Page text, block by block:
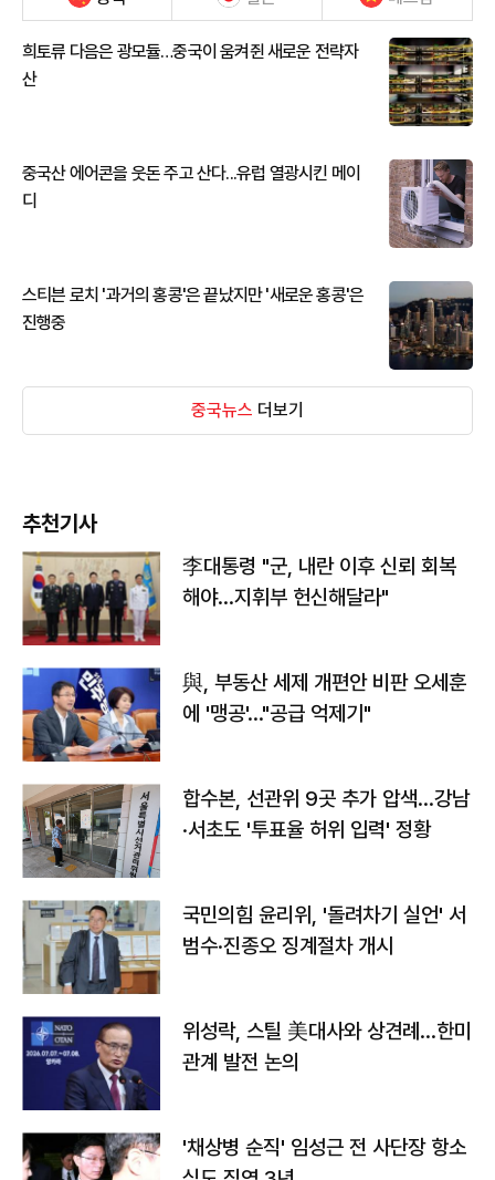
희토류 다음은 광모듈…중국이 움켜쥔 새로운 전략자
산
중국산 에어콘을 웃돈 주고 산다...유럽 열광시킨 메이
디
스티븐 로치 '과거의 홍콩'은 끝났지만 '새로운 홍콩'은
진행중
중국뉴스 더보기
추천기사
李대통령 "군, 내란 이후 신뢰 회복
해야…지휘부 헌신해달라"
與, 부동산 세제 개편안 비판 오세훈
에 '맹공'…"공급 억제기"
합수본, 선관위 9곳 추가 압색…강남
·서초도 '투표율 허위 입력' 정황
국민의힘 윤리위, '돌려차기 실언' 서
범수·진종오 징계절차 개시
위성락, 스틸 美대사와 상견례…한미
관계 발전 논의
'채상병 순직' 임성근 전 사단장 항소